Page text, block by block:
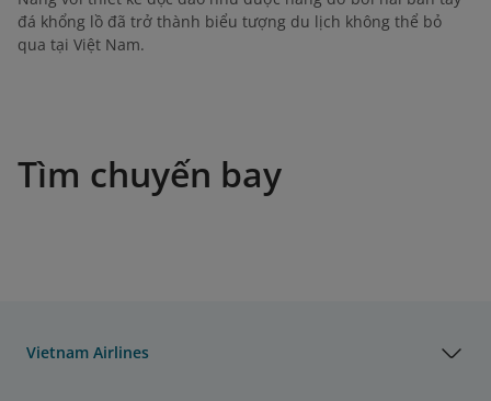
đá khổng lồ đã trở thành biểu tượng du lịch không thể bỏ
qua tại Việt Nam.
Tìm chuyến bay
Vietnam Airlines